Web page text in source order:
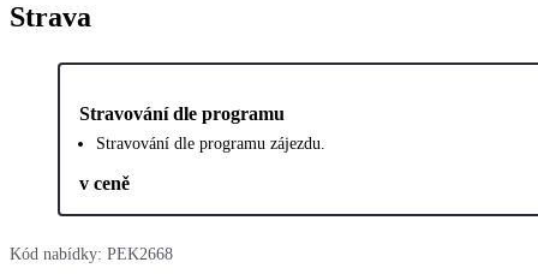
Strava
Stravování dle programu
Stravování dle programu zájezdu.
v ceně
Kód nabídky: PEK2668